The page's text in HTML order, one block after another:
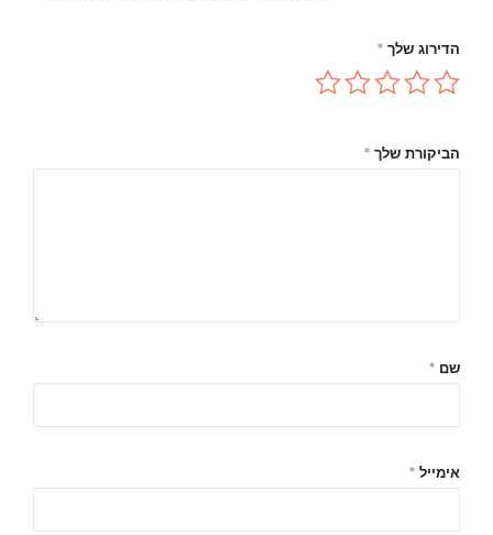
הדירוג שלך *
הביקורת שלך *
שם *
אימייל *